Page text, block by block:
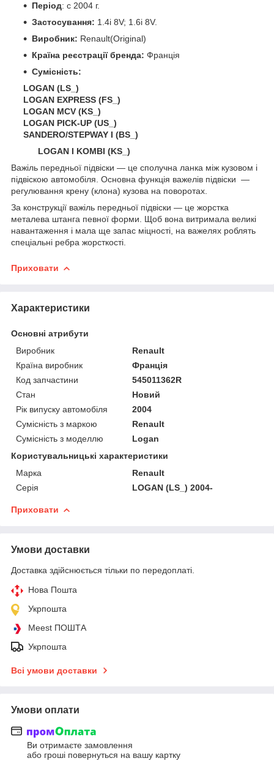
Період: c 2004 г.
Застосування: 1.4i 8V; 1.6і 8V.
Виробник: Renault(Original)
Країна реєстрації бренда: Франція
Сумісність:
LOGAN (LS_)
LOGAN EXPRESS (FS_)
LOGAN MCV (KS_)
LOGAN PICK-UP (US_)
SANDERO/STEPWAY I (BS_)
LOGAN I KOMBI (KS_)
Важіль передньої підвіски — це сполучна ланка між кузовом і
підвіскою автомобіля. Основна функція важелів підвіски —
регулювання крену (клона) кузова на поворотах.
За конструкції важіль передньої підвіски — це жорстка
металева штанга певної форми. Щоб вона витримала великі
навантаження і мала ще запас міцності, на важелях роблять
спеціальні ребра жорсткості.
Приховати
Характеристики
Основні атрибути
Виробник
Renault
Країна виробник
Франція
Код запчастини
545011362R
Стан
Новий
Рік випуску автомобіля
2004
Сумісність з маркою
Renault
Сумісність з моделлю
Logan
Користувальницькі характеристики
Марка
Renault
Серія
LOGAN (LS_) 2004-
Приховати
Умови доставки
Доставка здійснюється тільки по передоплаті.
Нова Пошта
Укрпошта
Meest ПОШТА
Укрпошта
Всі умови доставки
Умови оплати
Ви отримаєте замовлення
або гроші повернуться на вашу картку